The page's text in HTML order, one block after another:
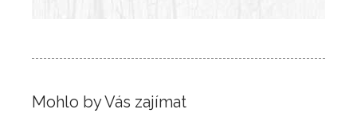
Mohlo by Vás zajímat